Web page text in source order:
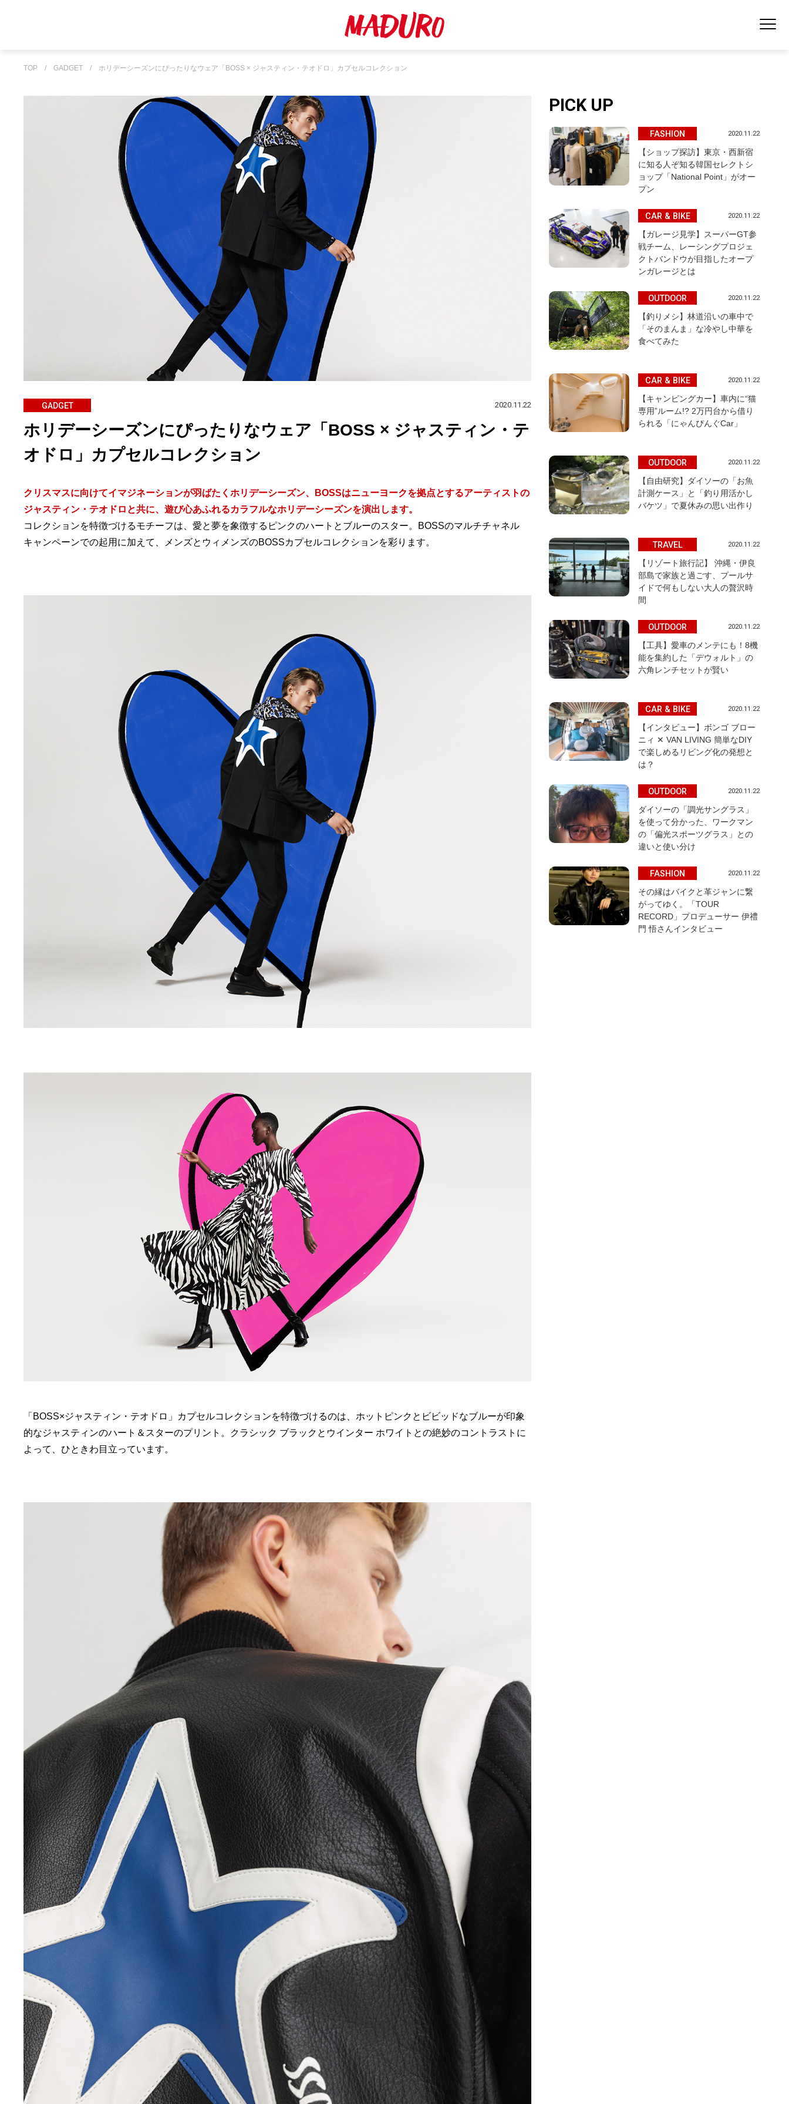
TOP / GADGET / ホリデーシーズンにぴったりなウェア「BOSS × ジャスティン・テオドロ」カプセルコレクション
GADGET 2020.11.22
ホリデーシーズンにぴったりなウェア「BOSS × ジャスティン・テ
オドロ」カプセルコレクション
クリスマスに向けてイマジネーションが羽ばたくホリデーシーズン、BOSSはニューヨークを拠点とするアーティストの
ジャスティン・テオドロと共に、遊び心あふれるカラフルなホリデーシーズンを演出します。
コレクションを特徴づけるモチーフは、愛と夢を象徴するピンクのハートとブルーのスター。BOSSのマルチチャネル
キャンペーンでの起用に加えて、メンズとウィメンズのBOSSカプセルコレクションを彩ります。
「BOSS×ジャスティン・テオドロ」カプセルコレクションを特徴づけるのは、ホットピンクとビビッドなブルーが印象
的なジャスティンのハート＆スターのプリント。クラシック ブラックとウインター ホワイトとの絶妙のコントラストに
よって、ひときわ目立っています。
PICK UP
FASHION 2020.11.22
【ショップ探訪】東京・西新宿
に知る人ぞ知る韓国セレクトシ
ョップ「National Point」がオー
プン
CAR & BIKE 2020.11.22
【ガレージ見学】スーパーGT参
戦チーム、レーシングプロジェ
クトバンドウが目指したオープ
ンガレージとは
OUTDOOR 2020.11.22
【釣りメシ】林道沿いの車中で
「そのまんま」な冷やし中華を
食べてみた
CAR & BIKE 2020.11.22
【キャンピングカー】車内に“猫
専用”ルーム!? 2万円台から借り
られる「にゃんぴんぐCar」
OUTDOOR 2020.11.22
【自由研究】ダイソーの「お魚
計測ケース」と「釣り用活かし
バケツ」で夏休みの思い出作り
TRAVEL 2020.11.22
【リゾート旅行記】 沖縄・伊良
部島で家族と過ごす、プールサ
イドで何もしない大人の贅沢時
間
OUTDOOR 2020.11.22
【工具】愛車のメンテにも！8機
能を集約した「デウォルト」の
六角レンチセットが賢い
CAR & BIKE 2020.11.22
【インタビュー】ボンゴ ブロー
ニィ ✕ VAN LIVING 簡単なDIY
で楽しめるリビング化の発想と
は？
OUTDOOR 2020.11.22
ダイソーの「調光サングラス」
を使って分かった、ワークマン
の「偏光スポーツグラス」との
違いと使い分け
FASHION 2020.11.22
その縁はバイクと革ジャンに繋
がってゆく。「TOUR
RECORD」プロデューサー 伊禮
門 悟さんインタビュー